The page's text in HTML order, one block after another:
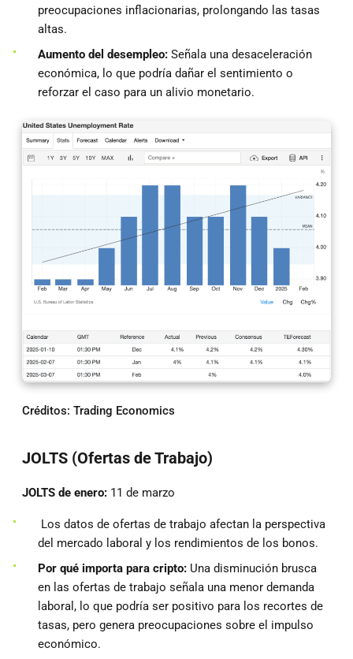
preocupaciones inflacionarias, prolongando las tasas
altas.
Aumento del desempleo: Señala una desaceleración
económica, lo que podría dañar el sentimiento o
reforzar el caso para un alivio monetario.
Créditos: Trading Economics
JOLTS (Ofertas de Trabajo)
JOLTS de enero: 11 de marzo
Los datos de ofertas de trabajo afectan la perspectiva
del mercado laboral y los rendimientos de los bonos.
Por qué importa para cripto: Una disminución brusca
en las ofertas de trabajo señala una menor demanda
laboral, lo que podría ser positivo para los recortes de
tasas, pero genera preocupaciones sobre el impulso
económico.